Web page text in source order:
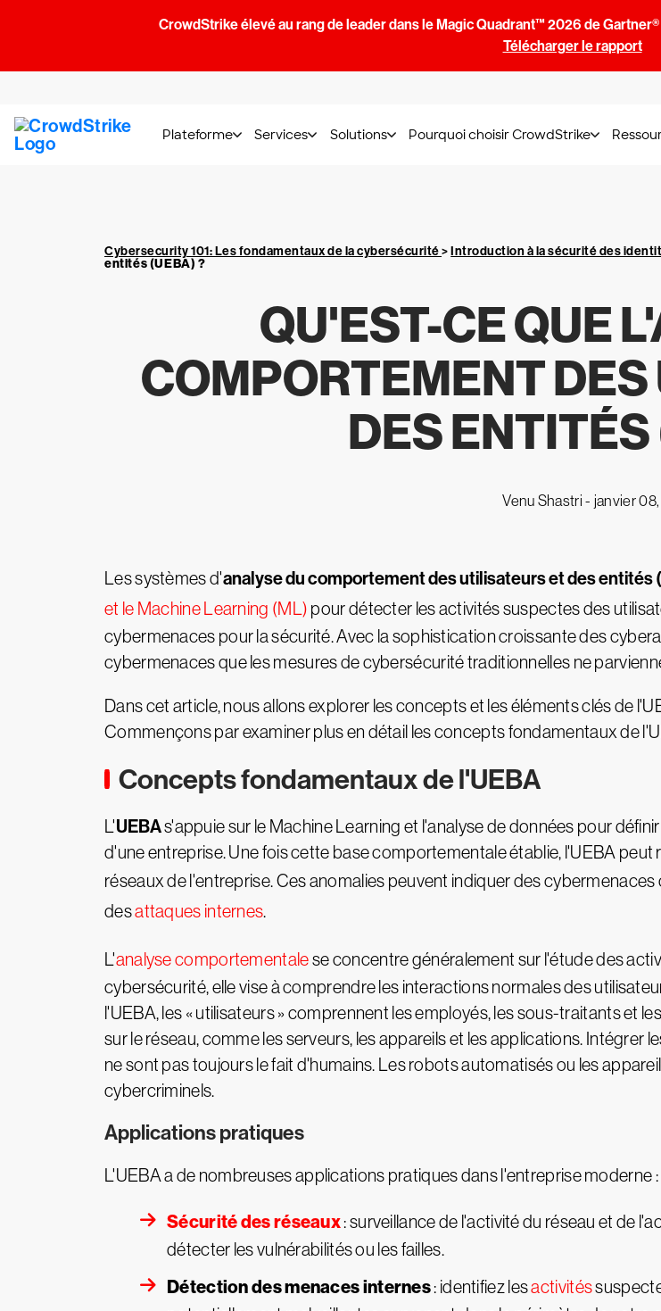
CrowdStrike élevé au rang de leader dans le Magic Quadrant™ 2026 de
Télécharger le rapport
Plateforme Services Solutions Pourquoi choisir CrowdStrike
Cybersecurity 101: Les fondamentaux de la cybersécurité>Introduction à la sécurité des
entités (UEBA) ?
QU'EST-CE QUE
COMPORTEMENT
DES
Venu Shastri - janvier
Les systèmes d'analyse du comportement des utilisateurs et des entités
et le Machine Learning (ML) pour détecter les activités suspectes des
cybermenaces pour la sécurité. Avec la sophistication croissante des
cybermenaces que les mesures de cybersécurité traditionnelles ne
Dans cet article, nous allons explorer les concepts et les éléments clés de
Commençons par examiner plus en détail les concepts fondamentaux de
Concepts fondamentaux de l'UEBA
L'UEBAs'appuie sur le Machine Learning et l'analyse de données pour
d'une entreprise. Une fois cette base comportementale établie, l'UEBA
réseaux de l'entreprise. Ces anomalies peuvent indiquer des
desattaques internes.
L'analyse comportementalese concentre généralement sur l'étude des
cybersécurité, elle vise à comprendre les interactions normales des
l'UEBA, les « utilisateurs » comprennent les employés, les sous-traitants et
sur le réseau, comme les serveurs, les appareils et les applications. Intégrer
ne sont pas toujours le fait d'humains. Les robots automatisés ou les
cybercriminels.
Applications pratiques
L'UEBA a de nombreuses applications pratiques dans l'entreprise moderne :
Sécurité des réseaux: surveillance de l'activité du réseau et de
détecter les vulnérabilités ou les failles.
Détection des menaces internes: identifiez lesactivités